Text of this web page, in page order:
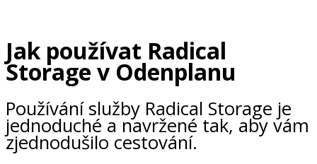
Jak používat Radical
Storage v Odenplanu
Používání služby Radical Storage je
jednoduché a navržené tak, aby vám
zjednodušilo cestování.